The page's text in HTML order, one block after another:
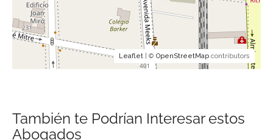
Leaflet | © OpenStreetMap contributors
También te Podrían Interesar estos
Abogados